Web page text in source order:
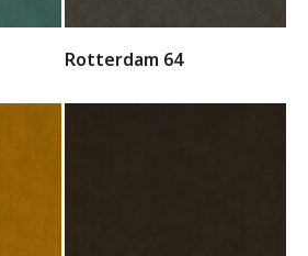
Rotterdam 64